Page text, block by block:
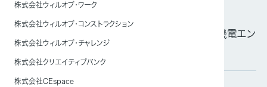
株式会社ウィルオブ・ワーク
株式会社ウィルオブ・コンストラクション
株式会社ウィルオブ・チャレンジ
株式会社クリエイティブバンク
株式会社CEspace
「日本経済新聞」および「日経電子版」にて当社の機電エン
ジニア育成派遣について紹介されました